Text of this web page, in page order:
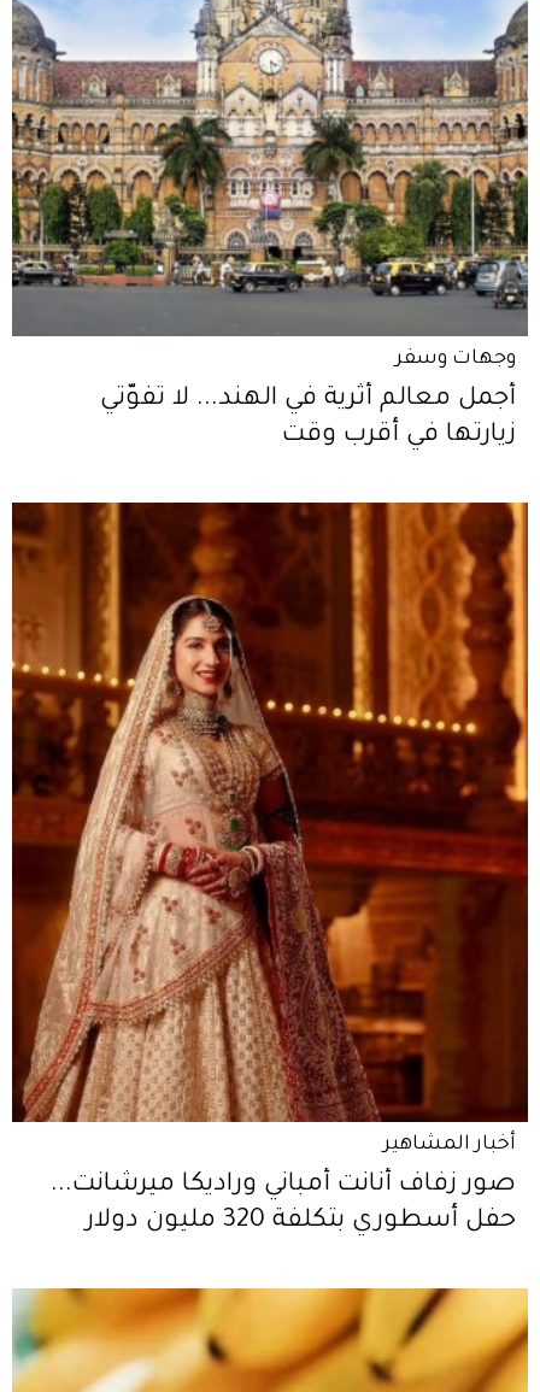
وجهات وسفر
أجمل معالم أثرية في الهند... لا تفوّتي
زيارتها في أقرب وقت
أخبار المشاهير
صور زفاف أنانت أمباني وراديكا ميرشانت...
حفل أسطوري بتكلفة 320 مليون دولار